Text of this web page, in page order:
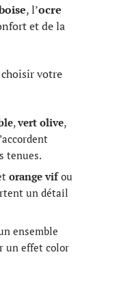
, l’ocre
et de la
votre
,vert olive,
tenues.
orange vifou
un détail
ensemble
un effet color